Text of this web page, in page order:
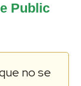
Public
no se